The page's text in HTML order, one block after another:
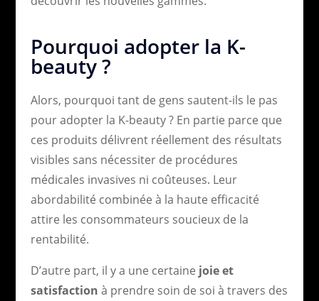
Pourquoi adopter la K-
beauty ?
Alors, pourquoi tant de gens sautent-ils le pas
pour adopter la K-beauty ? En partie parce que
ces produits délivrent réellement des résultats
visibles sans nécessiter de procédures
médicales invasives ni coûteuses. Leur
abordabilité combinée à la haute efficacité
attire les consommateurs soucieux de la
rentabilité.
D’autre part, il y a une certaine joie et
satisfaction à prendre soin de soi à travers des